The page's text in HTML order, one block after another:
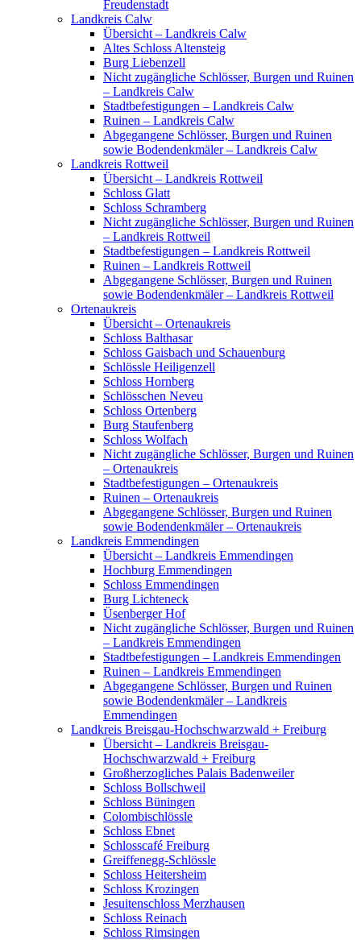
Freudenstadt
Landkreis Calw
Übersicht – Landkreis Calw
Altes Schloss Altensteig
Burg Liebenzell
Nicht zugängliche Schlösser, Burgen und Ruinen
– Landkreis Calw
Stadtbefestigungen – Landkreis Calw
Ruinen – Landkreis Calw
Abgegangene Schlösser, Burgen und Ruinen
sowie Bodendenkmäler – Landkreis Calw
Landkreis Rottweil
Übersicht – Landkreis Rottweil
Schloss Glatt
Schloss Schramberg
Nicht zugängliche Schlösser, Burgen und Ruinen
– Landkreis Rottweil
Stadtbefestigungen – Landkreis Rottweil
Ruinen – Landkreis Rottweil
Abgegangene Schlösser, Burgen und Ruinen
sowie Bodendenkmäler – Landkreis Rottweil
Ortenaukreis
Übersicht – Ortenaukreis
Schloss Balthasar
Schloss Gaisbach und Schauenburg
Schlössle Heiligenzell
Schloss Hornberg
Schlösschen Neveu
Schloss Ortenberg
Burg Staufenberg
Schloss Wolfach
Nicht zugängliche Schlösser, Burgen und Ruinen
– Ortenaukreis
Stadtbefestigungen – Ortenaukreis
Ruinen – Ortenaukreis
Abgegangene Schlösser, Burgen und Ruinen
sowie Bodendenkmäler – Ortenaukreis
Landkreis Emmendingen
Übersicht – Landkreis Emmendingen
Hochburg Emmendingen
Schloss Emmendingen
Burg Lichteneck
Üsenberger Hof
Nicht zugängliche Schlösser, Burgen und Ruinen
– Landkreis Emmendingen
Stadtbefestigungen – Landkreis Emmendingen
Ruinen – Landkreis Emmendingen
Abgegangene Schlösser, Burgen und Ruinen
sowie Bodendenkmäler – Landkreis
Emmendingen
Landkreis Breisgau-Hochschwarzwald + Freiburg
Übersicht – Landkreis Breisgau-
Hochschwarzwald + Freiburg
Großherzogliches Palais Badenweiler
Schloss Bollschweil
Schloss Büningen
Colombischlössle
Schloss Ebnet
Schlosscafé Freiburg
Greiffenegg-Schlössle
Schloss Heitersheim
Schloss Krozingen
Jesuitenschloss Merzhausen
Schloss Reinach
Schloss Rimsingen